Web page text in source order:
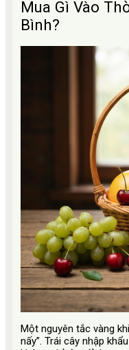
Mua Gì Vào
Bình?
Một nguyên tắc vàng
nấy”. Trái cây nhập